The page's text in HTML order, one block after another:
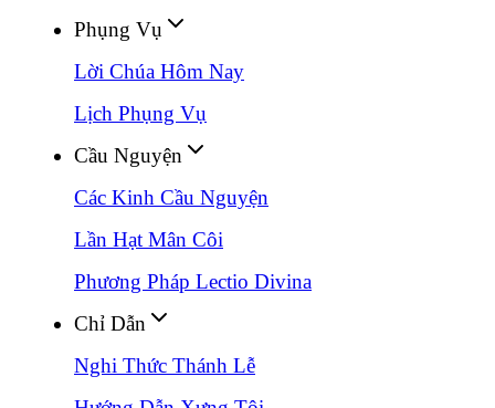
Phụng Vụ
Lời Chúa Hôm Nay
Lịch Phụng Vụ
Cầu Nguyện
Các Kinh Cầu Nguyện
Lần Hạt Mân Côi
Phương Pháp Lectio Divina
Chỉ Dẫn
Nghi Thức Thánh Lễ